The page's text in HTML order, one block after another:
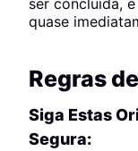
ser concluída,
quase
Regras
Siga Estas
Segura: